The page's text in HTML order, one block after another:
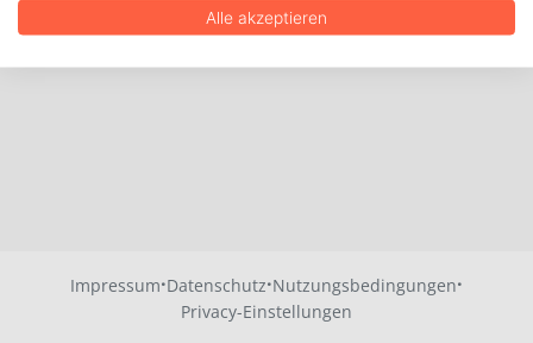
Impressum·Datenschutz·Nutzungsbedingungen·
Privacy-Einstellungen
Alle akzeptieren